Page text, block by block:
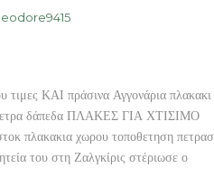
ΚΑΙ πράσινα Αγγονάρια πλακακι
πετρα δάπεδα ΠΛΑΚΕΣ ΓΙΑ ΧΤΙΣΙΜΟ
πλακακια χωρου τοποθετηση πετρασ
του στη Ζαλγκίρις στέριωσε ο